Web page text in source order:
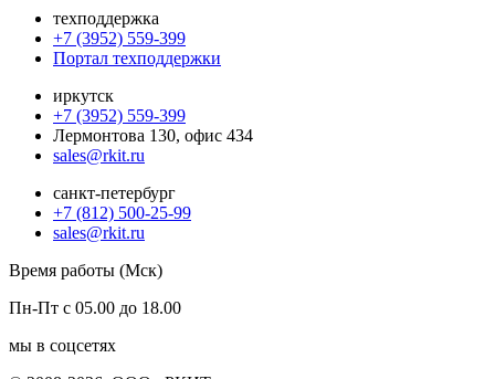
техподдержка
+7 (3952) 559-399
Портал техподдержки
иркутск
+7 (3952) 559-399
Лермонтова 130, офис 434
sales@rkit.ru
санкт-петербург
+7 (812) 500-25-99
sales@rkit.ru
Время работы (Мск)
Пн-Пт с 05.00 до 18.00
мы в соцсетях